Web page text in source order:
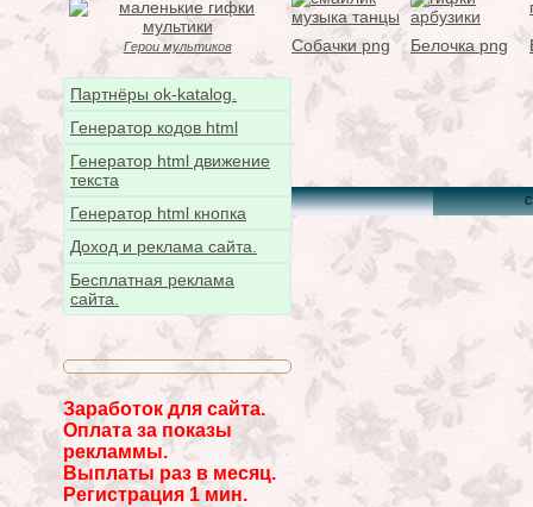
Герои мультиков
Партнёры ok-katalog.
Генератор кодов html
Генератор html движение
текста
Генератор html кнопка
Доход и реклама сайта.
Бесплатная реклама
сайта.
Заработок для сайта.
Оплата за показы
рекламмы.
Выплаты раз в месяц.
Регистрация 1 мин.
Собачки png Белочка png